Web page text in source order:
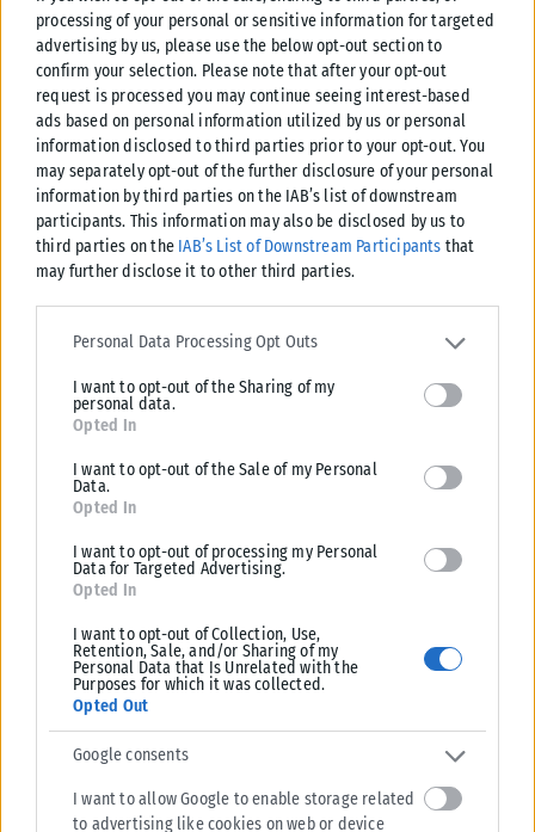
processing of your personal or sensitive information for targeted
advertising by us, please use the below opt-out section to
confirm your selection. Please note that after your opt-out
request is processed you may continue seeing interest-based
ads based on personal information utilized by us or personal
information disclosed to third parties prior to your opt-out. You
may separately opt-out of the further disclosure of your personal
information by third parties on the IAB’s list of downstream
participants. This information may also be disclosed by us to
third parties on the IAB’s List of Downstream Participants that
may further disclose it to other third parties.
Please note that this website/app uses one or more Google
services and may gather and store information including but not
deny consent to Google and its third-party tags to use your data
for below specified purposes in below Google consent section.
Personal Data Processing Opt Outs
I want to opt-out of the Sharing of my
personal data.
Opted In
I want to opt-out of the Sale of my Personal
Data.
Opted In
I want to opt-out of processing my Personal
Data for Targeted Advertising.
Opted In
I want to opt-out of Collection, Use,
Retention, Sale, and/or Sharing of my
Personal Data that Is Unrelated with the
Purposes for which it was collected.
Opted Out
Google consents
I want to allow Google to enable storage related
to advertising like cookies on web or device
Υπουργείο Κλιματικής Κρίσης: Ενέργειες για την κρατική
αρωγή προς τους πυρόπληκτους
Σε εξέλιξη βρίσκονται οι διαδικασίες κρατικής αρωγής για τις περιοχές
που επλήγησαν από τις πρόσφατες πυρκαγιές, με τις αρμόδιες αρχές...